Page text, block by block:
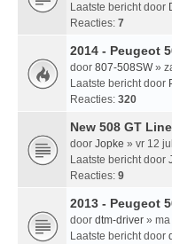
Laatste bericht door
Reacties: 7
2014 - Peugeot
door 807-508SW»
Laatste bericht door
Reacties: 320
New 508 GT
door Jopke » vr 12
Laatste bericht door
Reacties: 9
2013 - Peugeot
door dtm-driver »
Laatste bericht door